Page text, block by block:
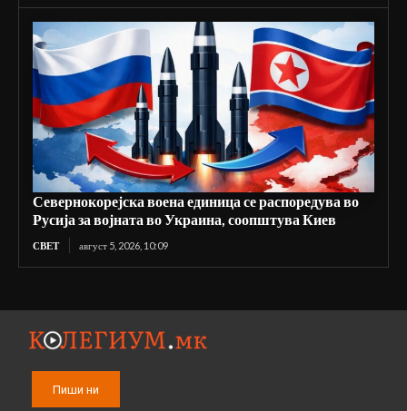
Севернокорејска воена единица се распоредува во
Русија за војната во Украина, соопштува Киев
СВЕТ август 5, 2026, 10:09
Пиши ни